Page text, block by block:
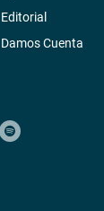
Editorial
Damos Cuenta